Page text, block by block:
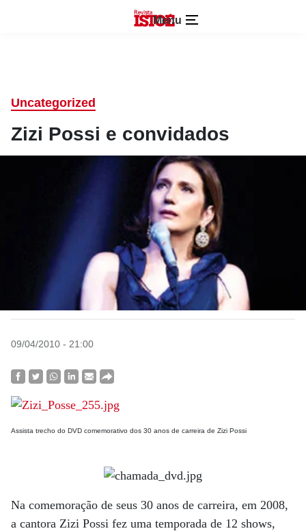
Menu
Uncategorized
Zizi Possi e convidados
09/04/2010 - 21:00
Assista trecho do DVD comemorativo dos 30 anos de carreira de Zizi Possi
Na comemoração de seus 30 anos de carreira, em 2008,
a cantora Zizi Possi fez uma temporada de 12 shows,